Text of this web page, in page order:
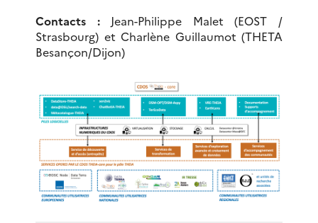
Contacts : Jean-Philippe Malet (EOST /
Strasbourg) et Charlène Guillaumot (THETA
Besançon/Dijon)